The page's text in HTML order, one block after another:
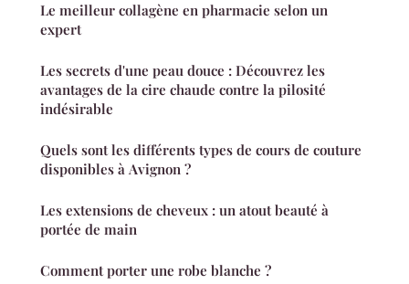
Le meilleur collagène en pharmacie selon un
expert
Les secrets d'une peau douce : Découvrez les
avantages de la cire chaude contre la pilosité
indésirable
Quels sont les différents types de cours de couture
disponibles à Avignon ?
Les extensions de cheveux : un atout beauté à
portée de main
Comment porter une robe blanche ?